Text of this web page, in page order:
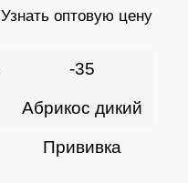
Узнать оптовую цену
-35
Абрикос дикий
Прививка